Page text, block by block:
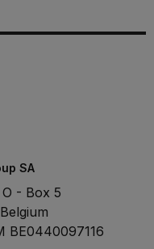
SA
O - Box 5
BE0440097116